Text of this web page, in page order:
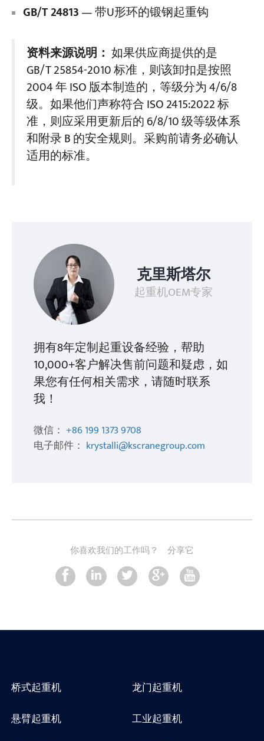
GB/T 24813— 带U形环的锻钢起重钩
资料来源说明： 如果供应商提供的是
GB/T 25854-2010 标准，则该卸扣是按照
2004 年 ISO 版本制造的，等级分为 4/6/8
级。如果他们声称符合 ISO 2415:2022 标
准，则应采用更新后的 6/8/10 级等级体系
和附录 B 的安全规则。采购前请务必确认
适用的标准。
克里斯塔尔
起重机OEM专家
拥有8年定制起重设备经验，帮助
10,000+客户解决售前问题和疑虑，如
果您有任何相关需求，请随时联系
我！
微信：+86 199 1373 9708
电子邮件： krystalli@kscranegroup.com
你喜欢我们的工作吗？ 分享它
桥式起重机
龙门起重机
悬臂起重机
工业起重机